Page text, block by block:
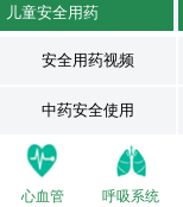
儿童安全用药
安全用药视频
中药安全使用
心血管 呼吸系统